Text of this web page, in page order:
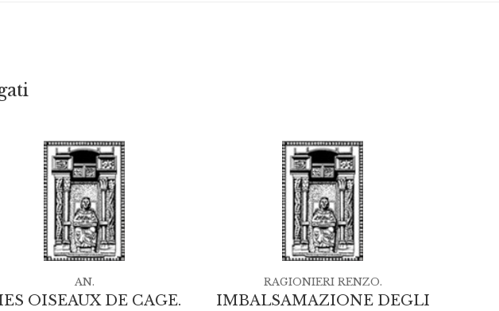
OISEAUX DE CAGE.
AN.
IMBALSAMAZIONE DEGLI
RAGIONIERI RENZO.